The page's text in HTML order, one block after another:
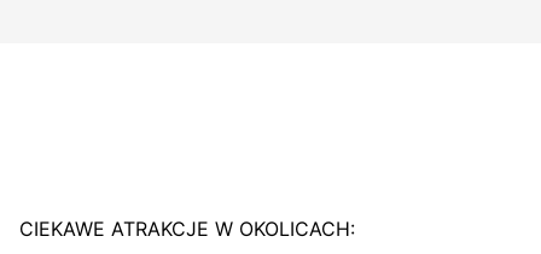
CIEKAWE ATRAKCJE W OKOLICACH: